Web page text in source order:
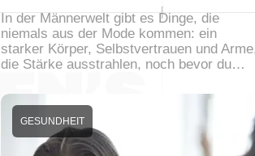
In der Männerwelt gibt es Dinge, die
niemals aus der Mode kommen: ein
starker Körper, Selbstvertrauen und
die Stärke ausstrahlen, noch bevor du…
GESUNDHEIT